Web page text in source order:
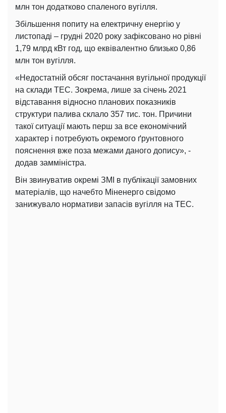
млн тон додатково спаленого вугілля.
Збільшення попиту на електричну енергію у
листопаді – грудні 2020 року зафіксовано но рівні
1,79 млрд кВт год, що еквівалентно близько 0,86
млн тон вугілля.
«Недостатній обсяг постачання вугільної продукції
на склади ТЕС. Зокрема, лише за січень 2021
відставання відносно планових показників
структури палива склало 357 тис. тон. Причини
такої ситуації мають перш за все економічний
характер і потребують окремого ґрунтовного
пояснення вже поза межами даного допису», -
додав замміністра.
Він звинуватив окремі ЗМІ в публікації замовних
матеріалів, що начебто Міненерго свідомо
занижувало нормативи запасів вугілля на ТЕС.